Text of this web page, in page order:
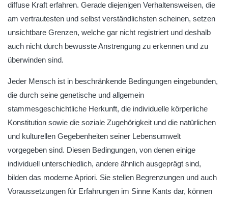
diffuse Kraft erfahren. Gerade diejenigen Verhaltensweisen, die
am vertrautesten und selbst verständlichsten scheinen, setzen
unsichtbare Grenzen, welche gar nicht registriert und deshalb
auch nicht durch bewusste Anstrengung zu erkennen und zu
überwinden sind.
Jeder Mensch ist in beschränkende Bedingungen eingebunden,
die durch seine genetische und allgemein
stammesgeschichtliche Herkunft, die individuelle körperliche
Konstitution sowie die soziale Zugehörigkeit und die natürlichen
und kulturellen Gegebenheiten seiner Lebensumwelt
vorgegeben sind. Diesen Bedingungen, von denen einige
individuell unterschiedlich, andere ähnlich ausgeprägt sind,
bilden das moderne Apriori. Sie stellen Begrenzungen und auch
Voraussetzungen für Erfahrungen im Sinne Kants dar, können